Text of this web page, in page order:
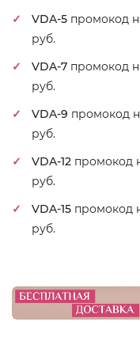
VDA-5 промокод
руб.
VDA-7 промокод
руб.
VDA-9 промокод
руб.
VDA-12 промокод
руб.
VDA-15 промокод
руб.